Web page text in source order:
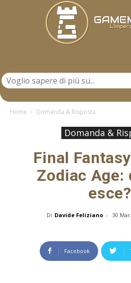
Home Domanda & Risposta
Domanda &
Final
Zodiac Age:
esce?
Di Davide Feliziano - 30
Facebook